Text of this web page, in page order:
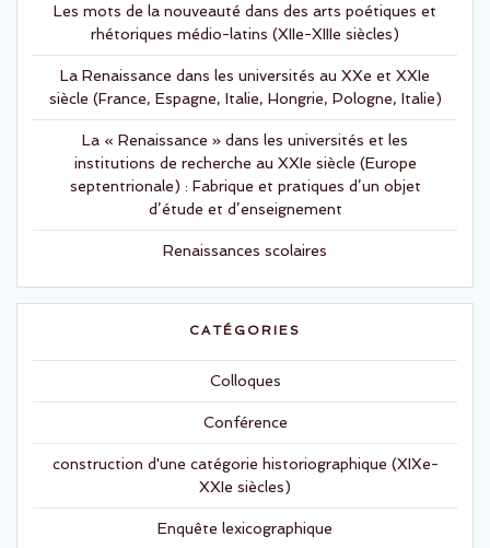
u
l
e
f
e
n
r
e
)
o
u
v
e
l
e
f
e
n
ê
t
r
e
Les mots de la nouveauté dans des arts poétiques et
rhétoriques médio-latins (XIIe-XIIIe siècles)
La Renaissance dans les universités au XXe et XXIe
siècle (France, Espagne, Italie, Hongrie, Pologne, Italie)
La « Renaissance » dans les universités et les
institutions de recherche au XXIe siècle (Europe
septentrionale) : Fabrique et pratiques d’un objet
d’étude et d’enseignement
Renaissances scolaires
CATÉGORIES
Colloques
Conférence
construction d'une catégorie historiographique (XIXe-
XXIe siècles)
Enquête lexicographique